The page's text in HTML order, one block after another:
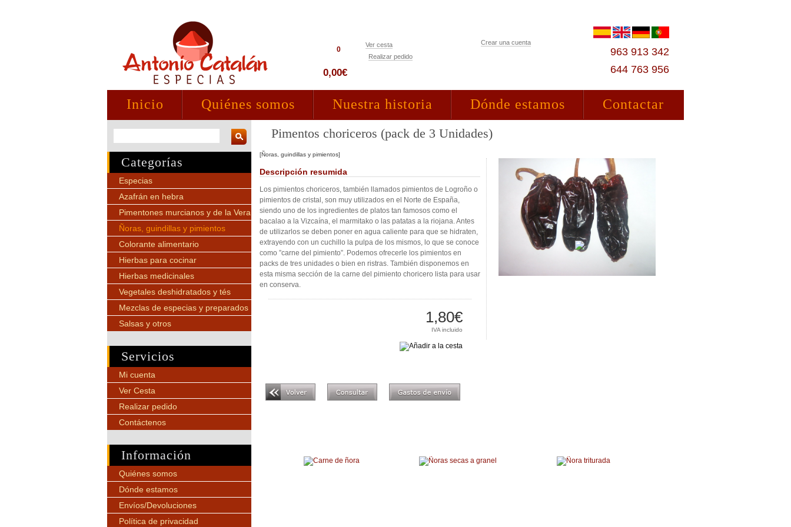
963 913 342
644 763 956
Crear una cuenta
0,00€
0
Ver cesta
Realizar pedido
Inicio Quiénes somos Nuestra historia Dónde estamos Contactar
Categorías
Especias
Azafrán en hebra
Pimentones murcianos y de la Vera
Ñoras, guindillas y pimientos
Colorante alimentario
Hierbas para cocinar
Hierbas medicinales
Vegetales deshidratados y tés
Mezclas de especias y preparados
Salsas y otros
Servicios
Mi cuenta
Ver Cesta
Realizar pedido
Contáctenos
Información
Quiénes somos
Dónde estamos
Envíos/Devoluciones
Política de privacidad
Pimentos choriceros (pack de 3 Unidades)
[Ñoras, guindillas y pimientos]
Descripción resumida
Los pimientos choriceros, también llamados pimientos de Logroño o
pimientos de cristal, son muy utilizados en el Norte de España,
siendo uno de los ingredientes de platos tan famosos como el
bacalao a la Vizcaína, el marmitako o las patatas a la riojana. Antes
de utilizarlos se deben poner en agua caliente para que se hidraten,
extrayendo con un cuchillo la pulpa de los mismos, lo que se conoce
como ”carne del pimiento”. Podemos ofrecerle los pimientos en
packs de tres unidades o bien en ristras. También disponemos en
esta misma sección de la carne del pimiento choricero lista para usar
en conserva.
1,80€
IVA incluido